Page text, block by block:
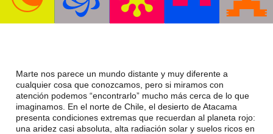
Marte nos parece un mundo distante y muy diferente a
cualquier cosa que conozcamos, pero si miramos con
atención podemos “encontrarlo” mucho más cerca de lo que
imaginamos. En el norte de Chile, el desierto de Atacama
presenta condiciones extremas que recuerdan al planeta rojo:
una aridez casi absoluta, alta radiación solar y suelos ricos en